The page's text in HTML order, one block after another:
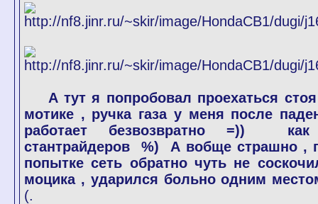
А тут я попробовал проехаться
мотике , ручка газа у меня после
работает безвозвратно =))
cтантрайдеров %) А вобще страшно ,
попытке сеть обратно чуть не
моцика , ударился больно одним
(.